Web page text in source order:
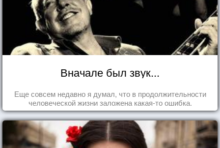
Вначале был звук...
Еще совсем недавно я думал, что в продолжительности
человеческой жизни заложена какая-то ошибка.